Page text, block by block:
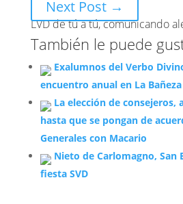
Next Post →
LVD de tú a tú, comunicando
También le puede
Exalumnos del Verbo
encuentro anual en La Bañeza
La elección de consejeros,
hasta que se pongan de
Generales con Macario
Nieto de Carlomagno, San
fiesta SVD